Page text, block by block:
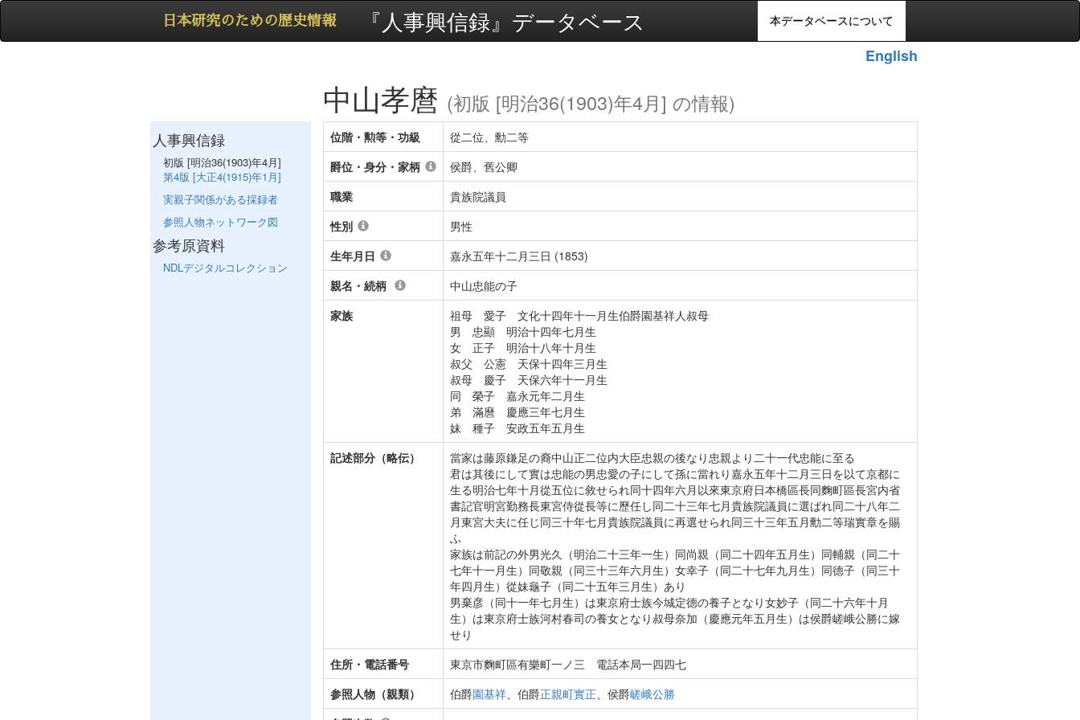
本データベースについて
日本研究のための歴史情報 『人事興信録』データベース
English
中山孝麿 (初版 [明治36(1903)年4月] の情報)
位階・勲等・功級
從二位、勳二等
爵位・身分・家柄
侯爵、舊公卿
職業
貴族院議員
性別
男性
生年月日
嘉永五年十二月三日 (1853)
親名・続柄
中山忠能の子
家族
祖母 愛子 文化十四年十一月生伯爵園基祥人叔母
男 忠顯 明治十四年七月生
女 正子 明治十八年十月生
叔父 公憲 天保十四年三月生
叔母 慶子 天保六年十一月生
同 榮子 嘉永元年二月生
弟 滿麿 慶應三年七月生
妹 種子 安政五年五月生
記述部分（略伝）
當家は藤原鎌足の裔中山正二位内大臣忠親の後なり忠親より二十一代忠能に至る
君は其後にして實は忠能の男忠愛の子にして孫に當れり嘉永五年十二月三日を以て京都に
生る明治七年十月從五位に敘せられ同十四年六月以來東京府日本橋區長同麴町區長宮内省
書記官明宮勤務長東宮侍從長等に歷任し同二十三年七月貴族院議員に選ばれ同二十八年二
月東宮大夫に任じ同三十年七月貴族院議員に再選せられ同三十三年五月勳二等瑞實章を賜
ふ
家族は前記の外男光久（明治二十三年一生）同尚親（同二十四年五月生）同輔親（同二十
七年十一月生）同敬親（同三十三年六月生）女幸子（同二十七年九月生）同德子（同三十
年四月生）從妹龜子（同二十五年三月生）あり
男棄彦（同十一年七月生）は東京府士族今城定德の養子となり女妙子（同二十六年十月
生）は東京府士族河村春司の養女となり叔母奈加（慶應元年五月生）は侯爵嵯峨公勝に嫁
せり
住所・電話番号
東京市麴町區有樂町一ノ三 電話本局一四四七
参照人物（親類）
伯爵園基祥、伯爵正親町實正、侯爵嵯峨公勝
人事興信録
初版 [明治36(1903)年4月]
第4版 [大正4(1915)年1月]
実親子関係がある採録者
参照人物ネットワーク図
参考原資料
NDLデジタルコレクション